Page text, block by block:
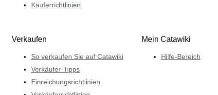
Käuferrichtlinien
Verkaufen
So verkaufen Sie auf Catawiki
Verkäufer-Tipps
Einreichungsrichtlinien
Mein Catawiki
Hilfe-Bereich